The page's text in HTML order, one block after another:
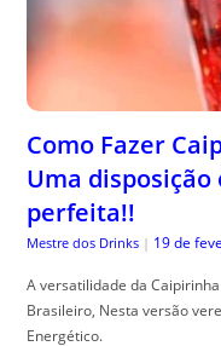
Como Fazer
Uma
perfeita!!
Mestre dos Drinks | 19 de
A versatilidade da
Brasileiro, Nesta versão
Energético.